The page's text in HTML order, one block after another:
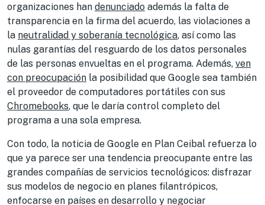
organizaciones han denunciado además la falta de
transparencia en la firma del acuerdo, las violaciones a
la neutralidad y soberanía tecnológica, así como las
nulas garantías del resguardo de los datos personales
de las personas envueltas en el programa. Además, ven
con preocupación la posibilidad que Google sea también
el proveedor de computadores portátiles con sus
Chromebooks, que le daría control completo del
programa a una sola empresa.
Con todo, la noticia de Google en Plan Ceibal refuerza lo
que ya parece ser una tendencia preocupante entre las
grandes compañías de servicios tecnológicos: disfrazar
sus modelos de negocio en planes filantrópicos,
enfocarse en países en desarrollo y negociar